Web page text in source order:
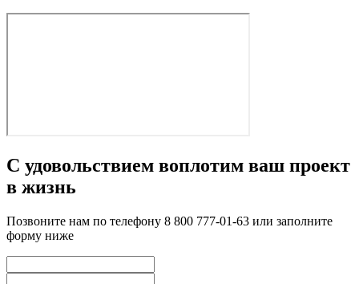
С удовольствием воплотим ваш проект
в жизнь
Позвоните нам по телефону 8 800 777-01-63 или заполните
форму ниже